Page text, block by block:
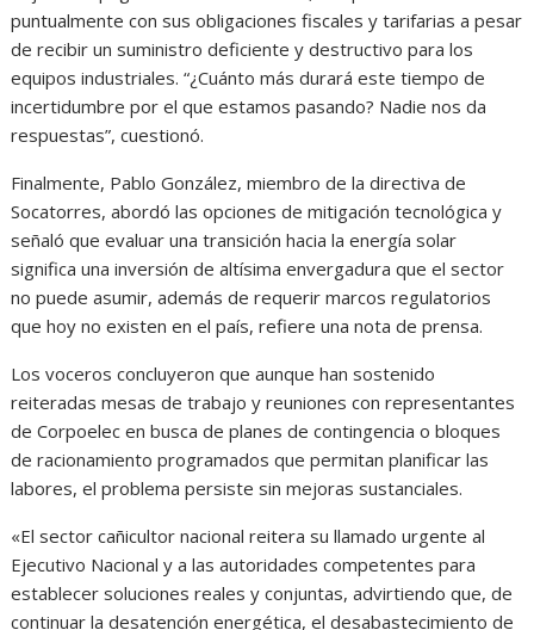
puntualmente con sus obligaciones fiscales y tarifarias a pesar
de recibir un suministro deficiente y destructivo para los
equipos industriales. “¿Cuánto más durará este tiempo de
incertidumbre por el que estamos pasando? Nadie nos da
respuestas”, cuestionó.
Finalmente, Pablo González, miembro de la directiva de
Socatorres, abordó las opciones de mitigación tecnológica y
señaló que evaluar una transición hacia la energía solar
significa una inversión de altísima envergadura que el sector
no puede asumir, además de requerir marcos regulatorios
que hoy no existen en el país, refiere una nota de prensa.
Los voceros concluyeron que aunque han sostenido
reiteradas mesas de trabajo y reuniones con representantes
de Corpoelec en busca de planes de contingencia o bloques
de racionamiento programados que permitan planificar las
labores, el problema persiste sin mejoras sustanciales.
«El sector cañicultor nacional reitera su llamado urgente al
Ejecutivo Nacional y a las autoridades competentes para
establecer soluciones reales y conjuntas, advirtiendo que, de
continuar la desatención energética, el desabastecimiento de